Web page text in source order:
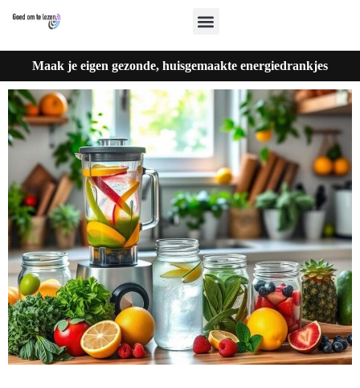
Maak je eigen gezonde, huisgemaakte energiedrankjes